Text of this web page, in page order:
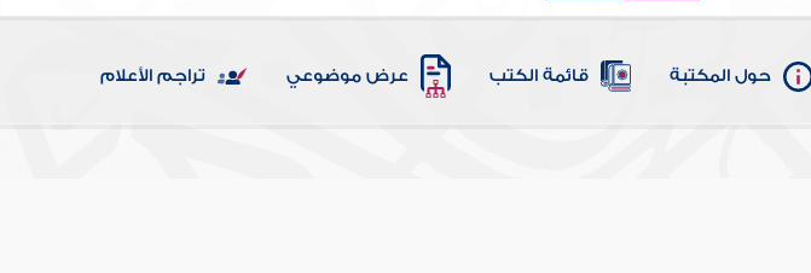
حول المكتبة قائمة الكتب عرض موضوعي تراجم الأعلام